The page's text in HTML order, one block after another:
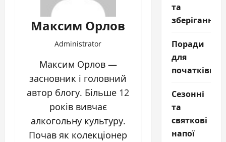
Максим Орлов
Administrator
Максим Орлов —
засновник і головний
автор блогу. Більше 12
років вивчає
алкогольну культуру.
Почав як колекціонер
та
зберігання
Поради
для
початківців
Сезонні
та
святкові
напої